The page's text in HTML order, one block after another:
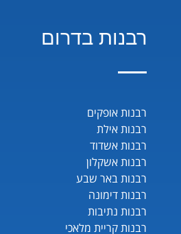
רבנות בדרום
רבנות אופקים
רבנות אילת
רבנות אשדוד
רבנות אשקלון
רבנות באר שבע
רבנות דימונה
רבנות נתיבות
רבנות קריית מלאכי